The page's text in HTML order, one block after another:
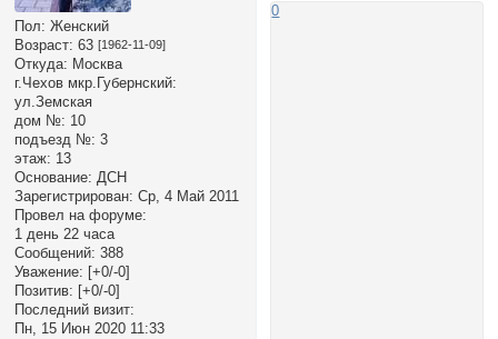
Пол: Женский
Возраст: 63 [1962-11-09]
Откуда: Москва
г.Чехов мкр.Губернский:
ул.Земская
дом №: 10
подъезд №: 3
этаж: 13
Основание: ДСН
Зарегистрирован: Ср, 4 Май 2011
Провел на форуме:
1 день 22 часа
Сообщений: 388
Уважение: [+0/-0]
Позитив: [+0/-0]
Последний визит:
Пн, 15 Июн 2020 11:33
0